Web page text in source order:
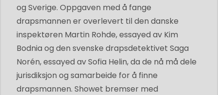
og Sverige. Oppgaven med å fange
drapsmannen er overlevert til den danske
inspektøren Martin Rohde, essayed av Kim
Bodnia og den svenske drapsdetektivet Saga
Norén, essayed av Sofia Helin, da de nå må dele
jurisdiksjon og samarbeide for å finne
drapsmannen. Showet bremser med